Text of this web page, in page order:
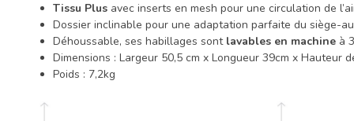
Tissu Plus avec inserts en mesh pour une circulation de
Dossier inclinable pour une adaptation parfaite du siège-
Déhoussable, ses habillages sont lavables en machine à
Dimensions : Largeur 50,5 cm x Longueur 39cm x Hauteur
Poids : 7,2kg